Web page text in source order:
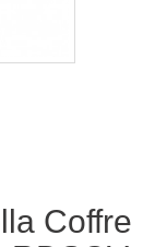
Coffre